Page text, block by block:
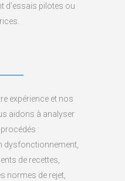
d’essais pilotes ou
expérience et nos
aidons à analyser
:
dysfonctionnement,
de recettes,
normes de rejet,